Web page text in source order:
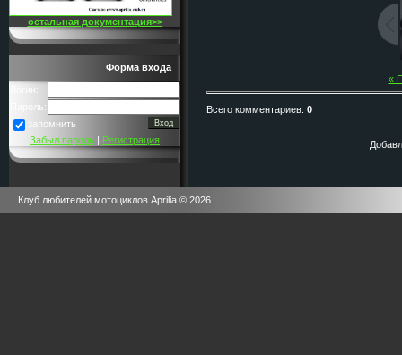
остальная документация>>
Форма входа
Логин:
Пароль:
запомнить
Забыл пароль | Регистрация
«
Всего комментариев: 0
Клуб любителей мотоциклов Aprilia © 2026